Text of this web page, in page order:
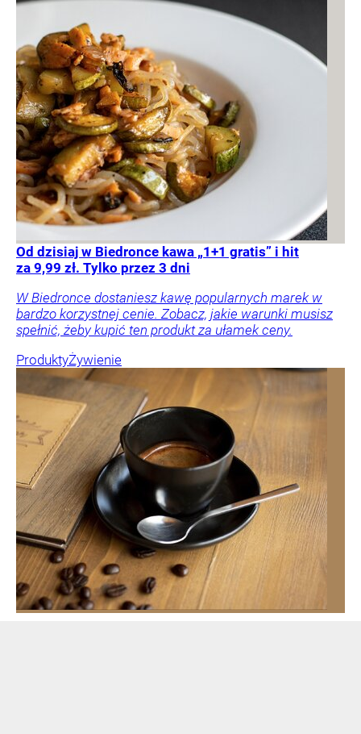
Od dzisiaj w Biedronce kawa „1+1 gratis” i hit
za 9,99 zł. Tylko przez 3 dni
W Biedronce dostaniesz kawę popularnych marek w
bardzo korzystnej cenie. Zobacz, jakie warunki musisz
spełnić, żeby kupić ten produkt za ułamek ceny.
ProduktyŻywienie